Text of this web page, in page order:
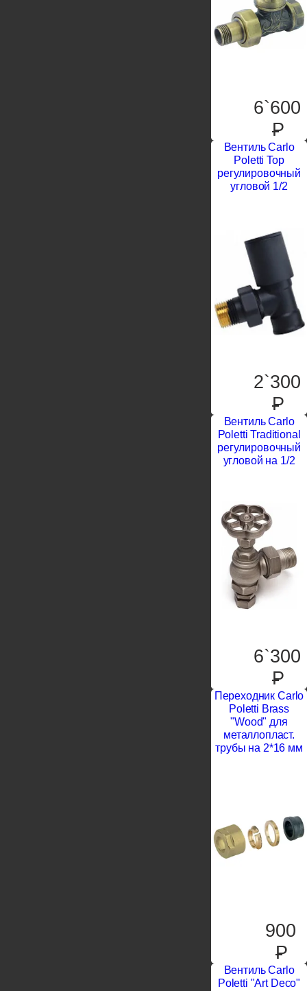
6`600
P
Вентиль Carlo
Poletti Top
регулировочный
угловой 1/2
2`300
P
Вентиль Carlo
Poletti Traditional
регулировочный
угловой на 1/2
6`300
P
Переходник Carlo
Poletti Brass
"Wood" для
металлопласт.
трубы на 2*16 мм
900
P
Вентиль Carlo
Poletti "Art Deco"